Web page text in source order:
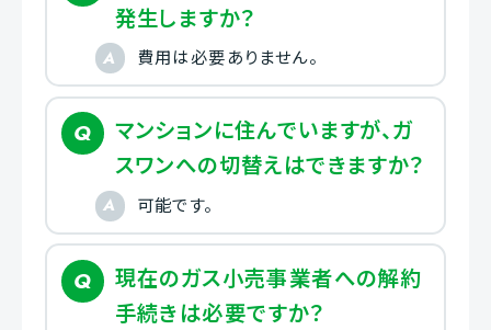
発生しますか？
費用は必要ありません。
マンションに住んでいますが、ガ
スワンへの切替えはできますか？
可能です。
現在のガス小売事業者への解約
手続きは必要ですか？